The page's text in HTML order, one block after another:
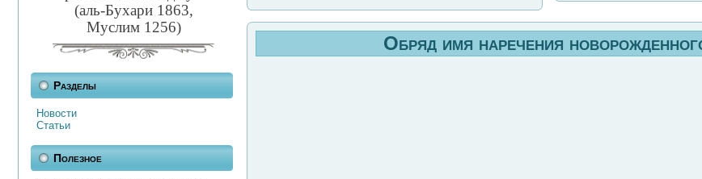
(аль-Бухари 1863,
Муслим 1256)
Разделы
Новости
Статьи
Полезное
Обряд имя наречения